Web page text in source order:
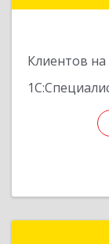
Клиентов